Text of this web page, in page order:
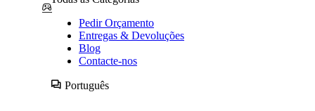
Pedir Orçamento
Entregas & Devoluções
Blog
Contacte-nos
Português